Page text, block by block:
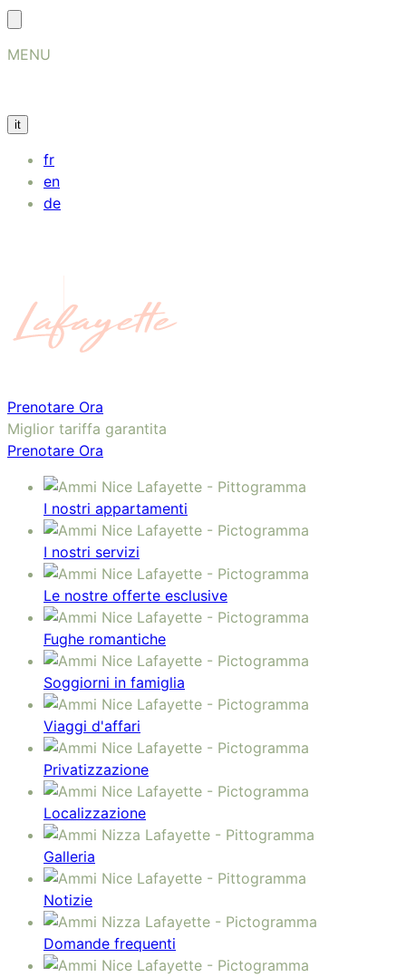
MENU
it
fr
en
de
Prenotare Ora
Miglior tariffa garantita
Prenotare Ora
I nostri appartamenti
I nostri servizi
Le nostre offerte esclusive
Fughe romantiche
Soggiorni in famiglia
Viaggi d'affari
Privatizzazione
Localizzazione
Galleria
Notizie
Domande frequenti